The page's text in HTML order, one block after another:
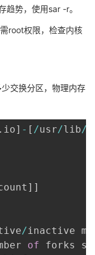
趋势，使用sar -r。
root权限，检查内核
交换分区，物理内存
. io] - [ /usr/lib/
] ]
/inactive
of forks